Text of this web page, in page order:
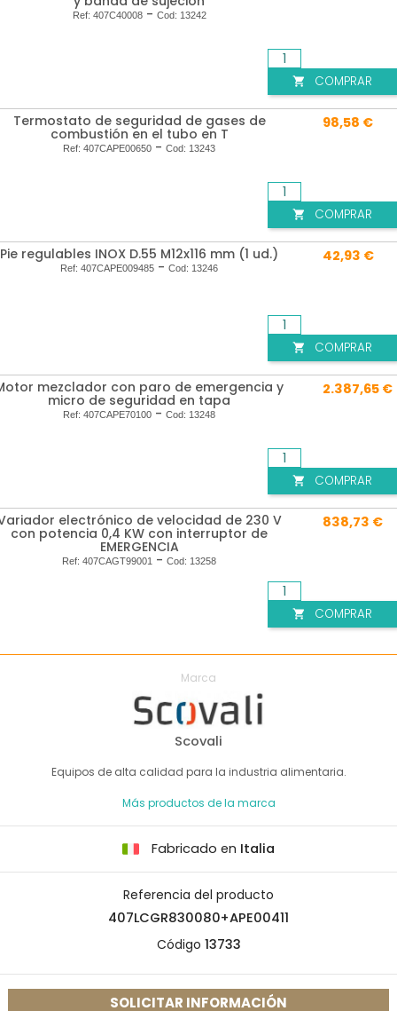
Marca
Scovali
Equipos de alta calidad para la industria alimentaria.
Más productos de la marca
Fabricado en Italia
Referencia del producto
407LCGR830080+APE00411
Código 13733
SOLICITAR INFORMACIÓN
Ref: 407C40008- Cod: 13242
 COMPRAR
Termostato de seguridad de gases de
combustión en el tubo en T
Ref: 407CAPE00650 - Cod: 13243
98,58 €
 COMPRAR
Pie regulables INOX D.55 M12x116 mm (1 ud.)
Ref: 407CAPE009485 - Cod: 13246
42,93 €
 COMPRAR
mezclador con paro de emergencia y
micro de seguridad en tapa
Ref: 407CAPE70100 - Cod: 13248
2.387,65 €
 COMPRAR
electrónico de velocidad de 230 V
con potencia 0,4 KW con interruptor de
EMERGENCIA
Ref: 407CAGT99001 - Cod: 13258
838,73 €
 COMPRAR